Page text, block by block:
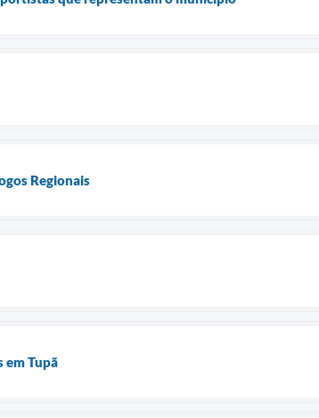
Regionais
em Tupã